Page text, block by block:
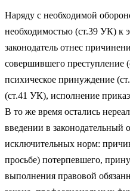
Наряду с необходимой
необходимостью (ст.39 УК) к
законодатель отнес
совершившего преступление
психическое принуждение
(ст.41 УК), исполнение
В то же время остались
введении в законодательный
исключительных норм:
просьбе) потерпевшего,
выполнения правовой